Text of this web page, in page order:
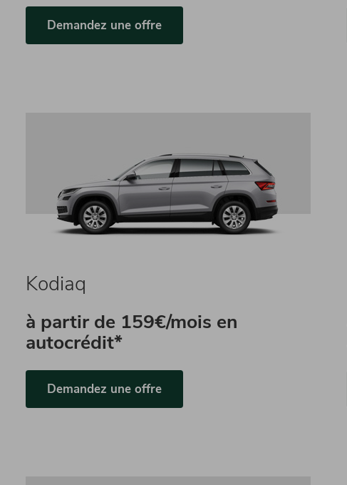
Demandez une offre
Kodiaq
à partir de 159€/mois en
autocrédit*
Demandez une offre